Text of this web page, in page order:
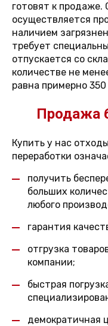
готовят к
осуществляется
наличием
требует
отпускается со
количестве не
равна примерно 350
Продажа
Купить у нас
переработки
получить
больших
любого
гарантия
отгрузка
компании;
быстрая
демократичная